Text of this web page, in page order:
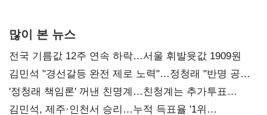
많이 본 뉴스
전국 기름값 12주 연속 하락…서울 휘발윳값 1909원
김민석 "경선갈등 완전 제로 노력"…정청래 "반명 공세
사과부터"
'정청래 책임론' 꺼낸 친명계…친청계는 추가투표
때리기
김민석, 제주·인천서 승리…누적 득표율 '1위